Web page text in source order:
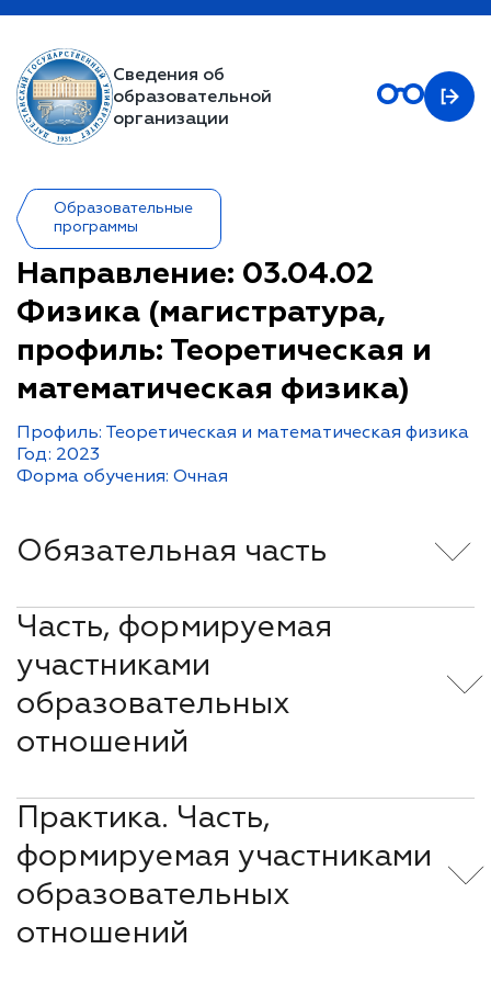
Сведения об
образовательной
организации
Образовательные
программы
Направление: 03.04.02
Физика (магистратура,
профиль: Теоретическая и
математическая физика)
Профиль: Теоретическая и математическая физика
Год: 2023
Форма обучения: Очная
Обязательная часть
Часть, формируемая
участниками
образовательных
отношений
Практика. Часть,
формируемая участниками
образовательных
отношений